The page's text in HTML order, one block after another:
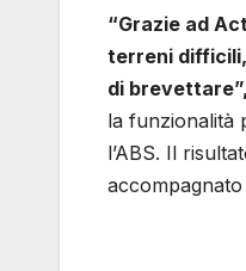
“Grazie ad
terreni
di
la funzionalità
l’ABS. Il